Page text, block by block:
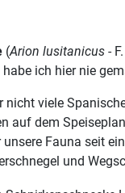
(Arion lusitanicus -
ich hier nie
nicht viele
auf dem
Fauna seit
und